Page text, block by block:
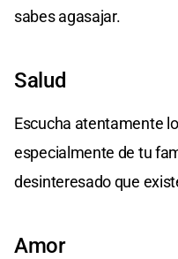
sabes agasajar.
Salud
Escucha atentamente
especialmente de tu
desinteresado que
Amor